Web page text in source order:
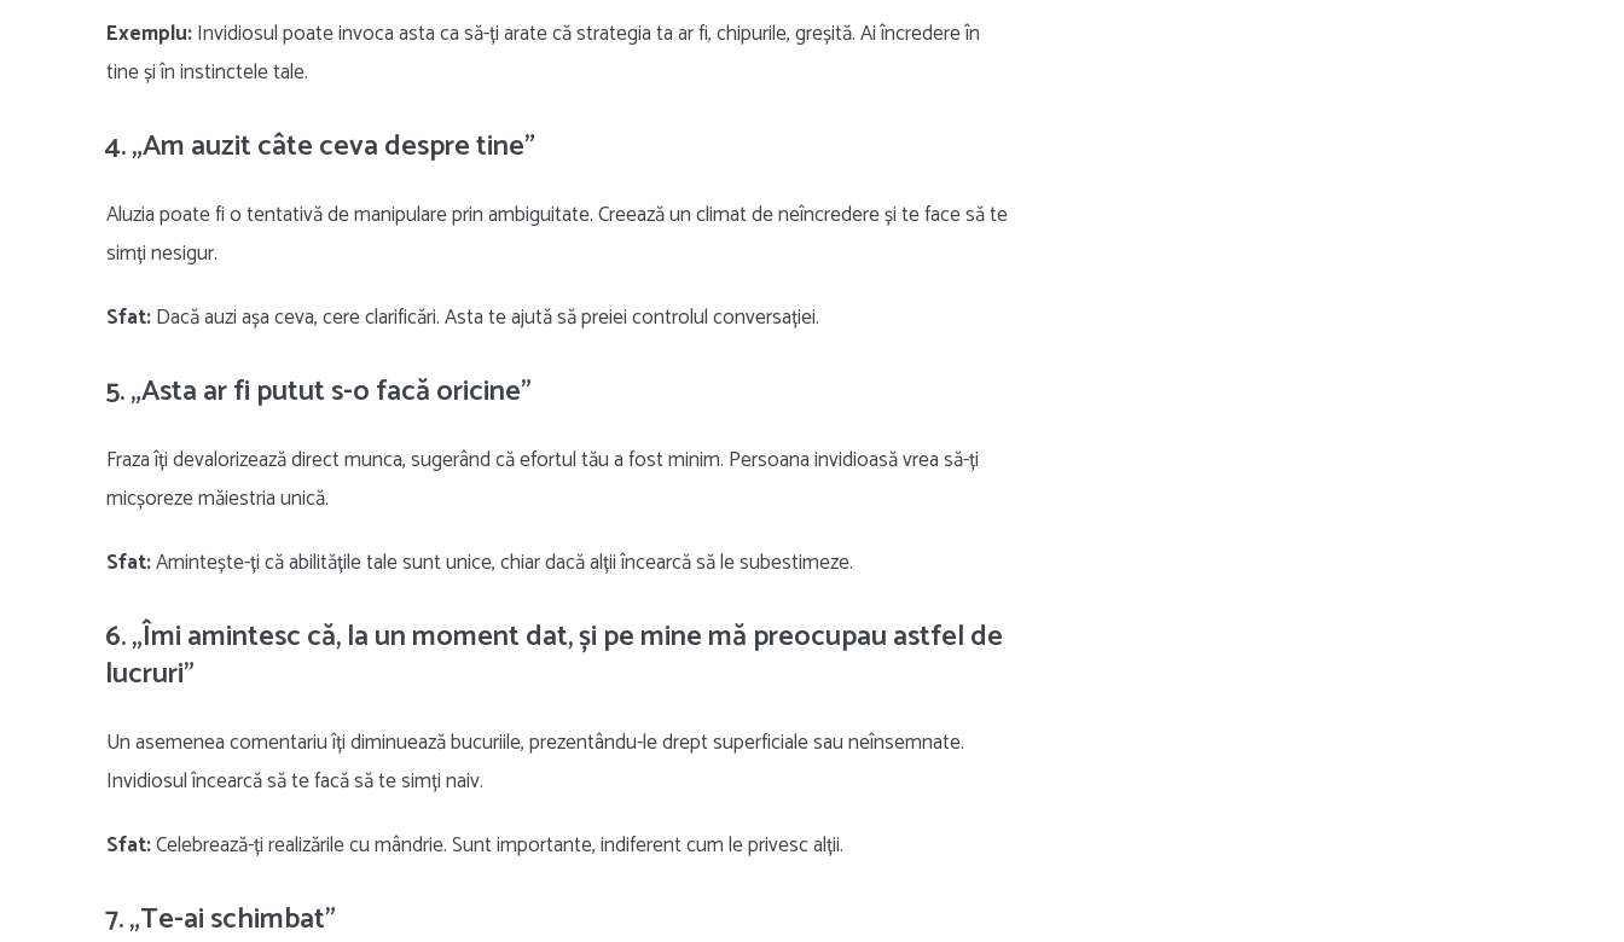
Exemplu:Invidiosul poate invoca asta ca să-ți arate că strategia ta ar fi, chipurile, greșită. Ai încredere în
tine și în instinctele tale.
4. „Am auzit câte ceva despre tine”
Aluzia poate fi o tentativă de manipulare prin ambiguitate. Creează un climat de neîncredere și te face să te
simți nesigur.
Sfat:Dacă auzi așa ceva, cere clarificări. Asta te ajută să preiei controlul conversației.
5. „Asta ar fi putut s-o facă oricine”
Fraza îți devalorizează direct munca, sugerând că efortul tău a fost minim. Persoana invidioasă vrea să-ți
micșoreze măiestria unică.
Sfat:Amintește-ți că abilitățile tale sunt unice, chiar dacă alții încearcă să le subestimeze.
6. „Îmi amintesc că, la un moment dat, și pe mine mă preocupau astfel de
lucruri”
Un asemenea comentariu îți diminuează bucuriile, prezentându-le drept superficiale sau neînsemnate.
Invidiosul încearcă să te facă să te simți naiv.
Sfat:Celebrează-ți realizările cu mândrie. Sunt importante, indiferent cum le privesc alții.
7. „Te-ai schimbat”